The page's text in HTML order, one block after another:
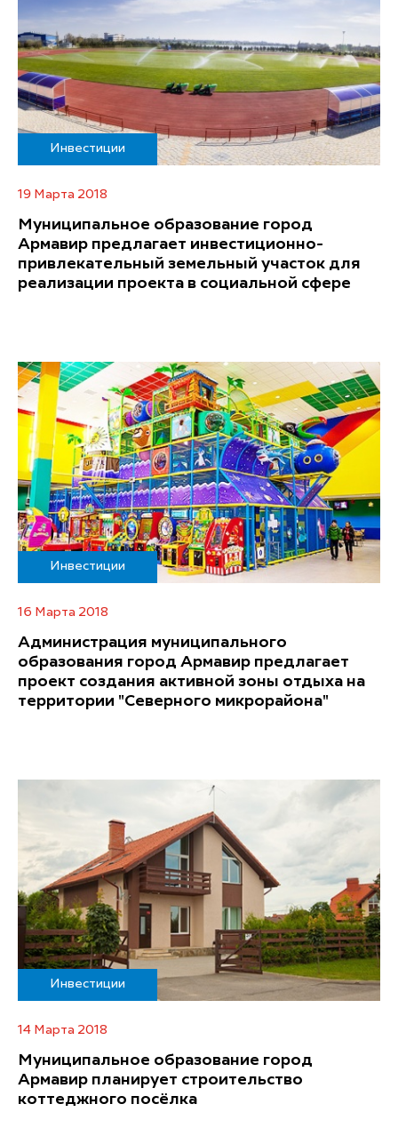
Инвестиции
19 Марта 2018
Муниципальное образование город
Армавир предлагает инвестиционно-
привлекательный земельный участок для
реализации проекта в социальной сфере
Инвестиции
16 Марта 2018
Администрация муниципального
образования город Армавир предлагает
проект создания активной зоны отдыха на
территории "Северного микрорайона"
Инвестиции
14 Марта 2018
Муниципальное образование город
Армавир планирует строительство
коттеджного посёлка